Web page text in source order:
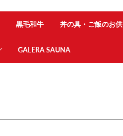
黒毛和牛 丼の具・ご飯のお供
GALERA SAUNA